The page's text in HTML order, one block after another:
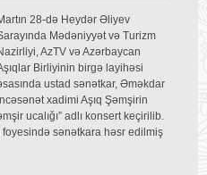
28-də Heydər Əliyev
Mədəniyyət və Turizm
AzTV və Azərbaycan
Birliyinin birgə layihəsi
ustad sənətkar, Əməkdar
xadimi Aşıq Şəmşirin
ucalığı” adlı konsert keçirilib.
foyesində sənətkara həsr edilmiş